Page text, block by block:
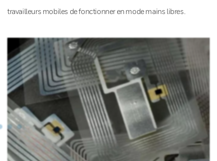
travailleurs mobiles de fonctionner en mode mains libres.